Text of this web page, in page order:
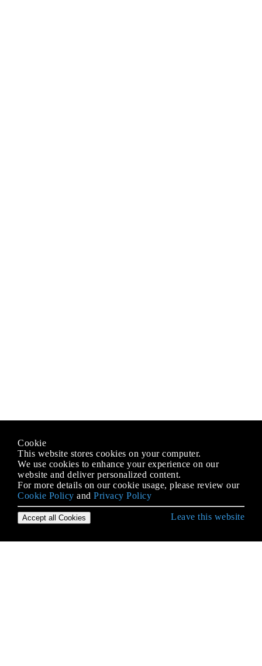
Cookie
This website stores cookies on your computer.
We use cookies to enhance your experience on our
website and deliver personalized content.
For more details on our cookie usage, please review our
Cookie Policy and Privacy Policy
Accept all Cookies Leave this website